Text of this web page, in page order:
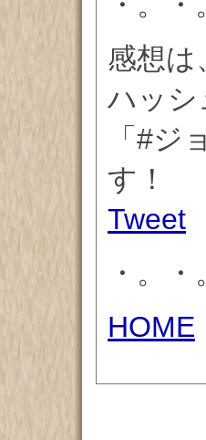
感想は
ハッシ
「#ジ
す！
Tweet
・。
HOME